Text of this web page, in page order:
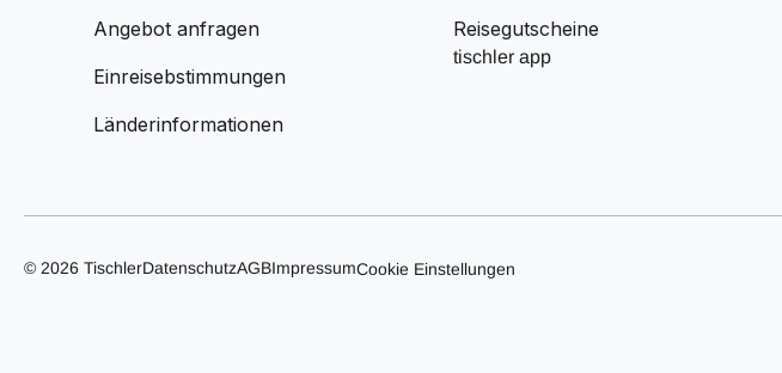
Angebot anfragen
Einreisebstimmungen
Länderinformationen
Reisegutscheine
tischler app
© 2026 TischlerDatenschutzAGBImpressumCookie Einstellungen